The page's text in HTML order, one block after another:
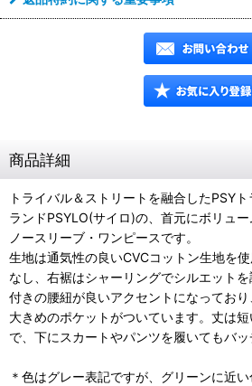
商品詳細
トライバル＆ストリートを融合したPSY
ランドPSYLO(サイロ)の、首元にボリュ
ノースリーブ・ワンピースです。
生地は通気性の良いCVCコットン生地を
なし、右裾はシャーリングでシルエット
付きの腰紐が良いアクセントになってお
大きめのポケットがついています。丈は
で、下にスカートやパンツを履いてもバッ
＊色はグレー表記ですが、グリーンに近い